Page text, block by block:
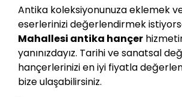
Antika koleksiyonunuza eklemek
eserlerinizi değerlendirmek
Mahallesi antika hançer
yanınızdayız. Tarihi ve sanatsal
hançerlerinizi en iyi fiyatla
bize ulaşabilirsiniz.